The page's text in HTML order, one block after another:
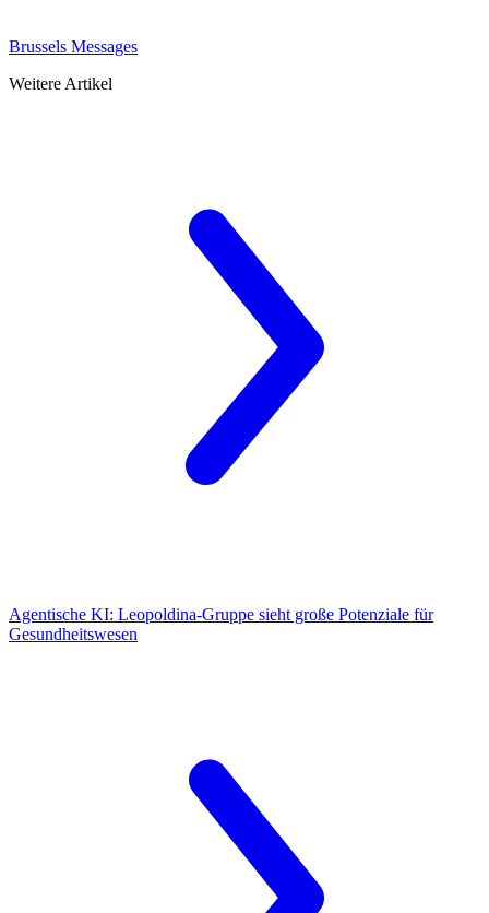
Brussels Messages
Weitere Artikel
Agentische KI: Leopoldina-Gruppe sieht große Potenziale für
Gesundheitswesen